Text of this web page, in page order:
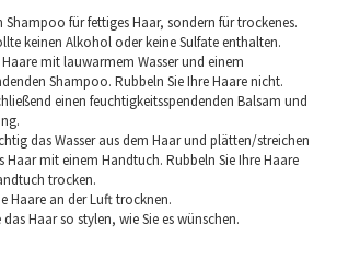
Shampoo für fettiges Haar, sondern für trockenes.
keinen Alkohol oder keine Sulfate enthalten.
Haare mit lauwarmem Wasser und einem
Shampoo. Rubbeln Sie Ihre Haare nicht.
einen feuchtigkeitsspendenden Balsam und
das Wasser aus dem Haar und plätten/streichen
Haar mit einem Handtuch. Rubbeln Sie Ihre Haare
trocken.
Haare an der Luft trocknen.
Haar so stylen, wie Sie es wünschen.